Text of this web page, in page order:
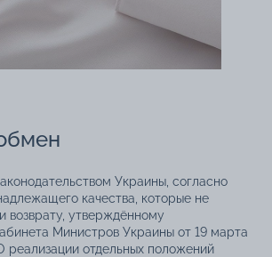
Украины, согласно
качества, которые не
возврату, утверждённому
Министров Украины от 19 марта
реализации отдельных положений